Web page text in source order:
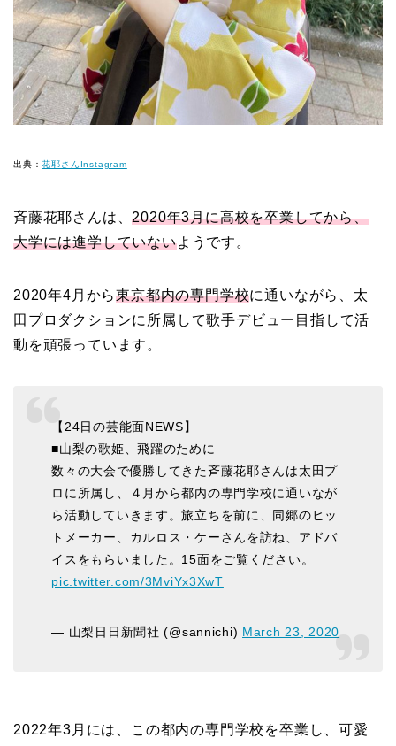
出典：花耶さんInstagram
斉藤花耶さんは、2020年3月に高校を卒業してから、
大学には進学していないようです。
2020年4月から東京都内の専門学校に通いながら、太
田プロダクションに所属して歌手デビュー目指して活
動を頑張っています。
【24日の芸能面NEWS】
■山梨の歌姫、飛躍のために
数々の大会で優勝してきた斉藤花耶さんは太田プ
ロに所属し、４月から都内の専門学校に通いなが
ら活動していきます。旅立ちを前に、同郷のヒッ
トメーカー、カルロス・ケーさんを訪ね、アドバ
イスをもらいました。15面をご覧ください。
pic.twitter.com/3MviYx3XwT
— 山梨日日新聞社 (@sannichi) March 23, 2020
2022年3月には、この都内の専門学校を卒業し、可愛